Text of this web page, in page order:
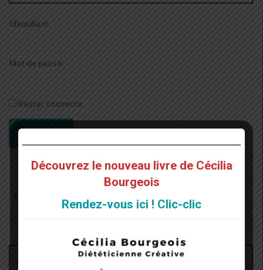
Identifiant:
Mot de passe:
Rester connecté
CONNEXION
Découvrez le nouveau livre de Cécilia
Bourgeois
Rendez-vous ici ! Clic-clic